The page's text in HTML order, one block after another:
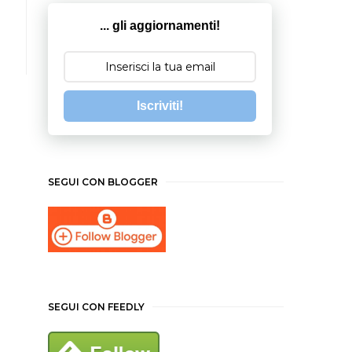
... gli aggiornamenti!
Iscriviti!
SEGUI CON BLOGGER
SEGUI CON FEEDLY